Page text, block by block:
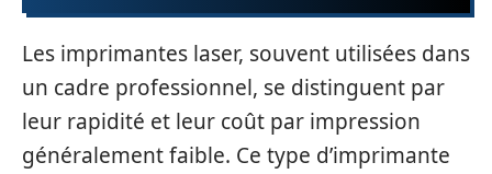
Les imprimantes laser, souvent utilisées dans
un cadre professionnel, se distinguent par
leur rapidité et leur coût par impression
généralement faible. Ce type d’imprimante